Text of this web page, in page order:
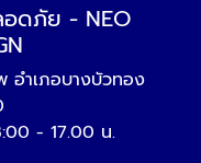
อดภัย - NEO
อำเภอบางบัวทอง
- 17.00 น.